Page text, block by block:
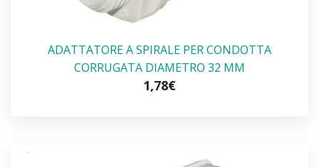
ADATTATORE A SPIRALE PER CONDOTTA
CORRUGATA DIAMETRO 32 MM
1,78€